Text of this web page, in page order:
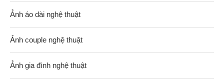
Ảnh áo dài nghệ thuật
Ảnh couple nghệ thuật
Ảnh gia đình nghệ thuật